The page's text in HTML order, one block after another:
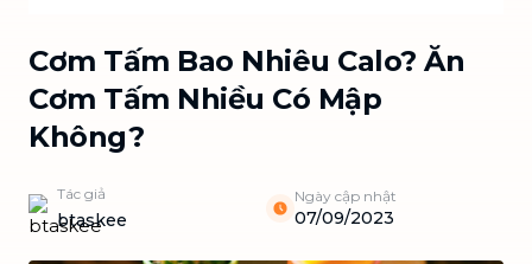
Cơm Tấm Bao Nhiêu Calo? Ăn
Cơm Tấm Nhiều Có Mập
Không?
Tác giả
btaskee
Ngày cập nhật
07/09/2023